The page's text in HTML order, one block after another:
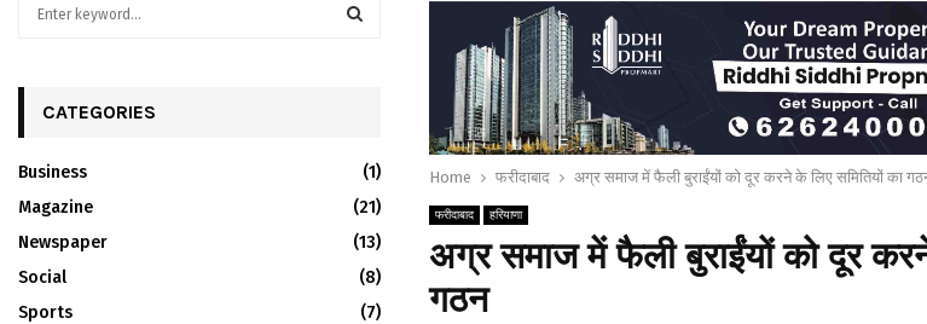
Home फरीदाबाद अग्र समाज में फैली बुराईंयों को दूर करने के लिए समितियों का
फरीदाबाद हरियाणा
अग्र समाज में फैली बुराईंयों को दूर
गठन
o
r
:
R
C
CATEGORIES
Business
(1)
Magazine
(21)
Newspaper
(13)
Social
(8)
Sports
(7)